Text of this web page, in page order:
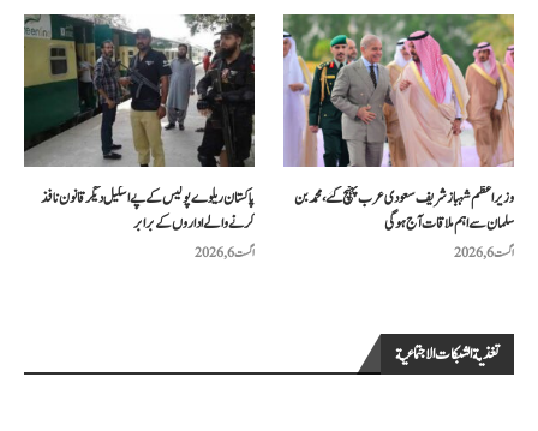
پاکستان ریلوے پولیس کے پے اسکیل دیگر قانون نافذ
کرنے والے اداروں کے برابر
اگست 6, 2026
وزیراعظم شہباز شریف سعودی عرب پہنچ گئے، محمد بن
سلمان سے اہم ملاقات آج ہوگی
اگست 6, 2026
تغذية الشبكات الاجتماعية